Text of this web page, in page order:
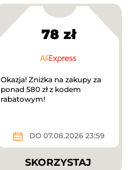
78 zł
Okazja! Zniżka na zakupy za
ponad 580 zł z kodem
rabatowym!
DO 07.08.2026 23:59
SKORZYSTAJ